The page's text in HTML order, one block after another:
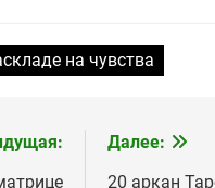
на чувства
Далее:
20 аркан